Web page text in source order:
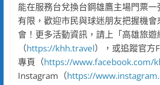
能在服務台兌換台鋼雄鷹主場門票
有限，歡迎市民與球迷朋友把握機會
會！更多活動資訊，請上「高雄旅遊
（https://khh.travel），或追蹤官方
專頁（https://www.facebook.com/
Instagram（https://